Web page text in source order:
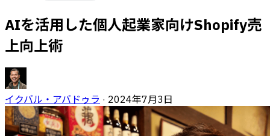
AIを活用した個人起業家向けShopify売
上向上術
イクバル・アバドゥラ · 2024年7月3日